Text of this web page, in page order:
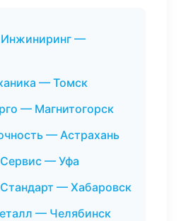
—
— Томск
— Магнитогорск
— Астрахань
— Уфа
— Хабаровск
— Челябинск